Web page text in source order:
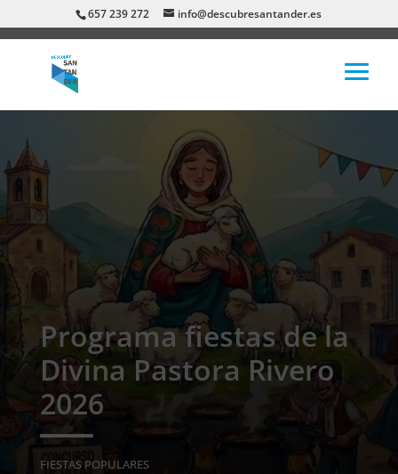
657 239 272 info@descubresantander.es
Programa fiestas de la
Divina Pastora Rivero
2026
FIESTAS POPULARES